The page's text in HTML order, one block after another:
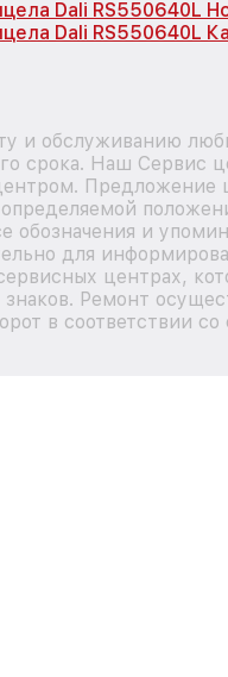
Dali RS550640L
Dali RS550640L
и обслуживанию
срока. Наш Сервис
Предложение
определяемой
обозначения и
для
центрах,
Ремонт
в соответствии